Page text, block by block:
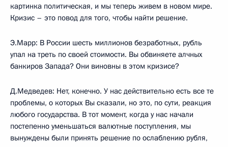
картинка политическая, и мы теперь живем в новом мире.
Кризис – это повод для того, чтобы найти решение.
Э.Марр: В России шесть миллионов безработных, рубль
упал на треть по своей стоимости. Вы обвиняете алчных
банкиров Запада? Они виновны в этом кризисе?
Д.Медведев: Нет, конечно. У нас действительно есть все те
проблемы, о которых Вы сказали, но это, по сути, реакция
любого государства. В тот момент, когда у нас начали
постепенно уменьшаться валютные поступления, мы
вынуждены были принять решение по ослаблению рубля,